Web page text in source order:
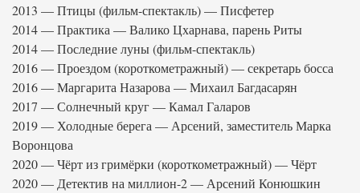
2013 — Птицы (фильм-спектакль) — Писфетер
2014 — Практика — Валико Цхарнава, парень Риты
2014 — Последние луны (фильм-спектакль)
2016 — Проездом (короткометражный) — секретарь босса
2016 — Маргарита Назарова — Михаил Багдасарян
2017 — Солнечный круг — Камал Галаров
2019 — Холодные берега — Арсений, заместитель Марка
Воронцова
2020 — Чёрт из гримёрки (короткометражный) — Чёрт
2020 — Детектив на миллион-2 — Арсений Конюшкин